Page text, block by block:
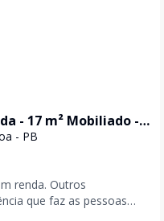
- 17 m² Mobiliado -
PB
- PB
renda. Outros
que faz as pessoas